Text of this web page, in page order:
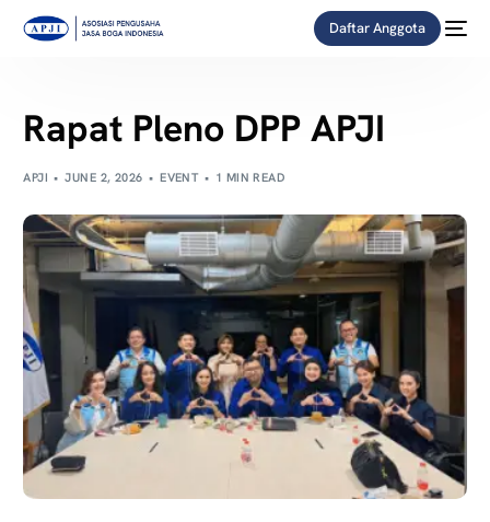
Daftar Anggota
Rapat Pleno DPP APJI
APJI JUNE 2, 2026 EVENT 1 MIN READ